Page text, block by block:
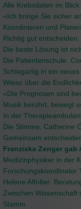
Alle Krebsdaten im
«Ich bringe Sie sicher
Koordinieren und
Richtig gut
Die beste Lösung ist
Die Patientenschule.
Schlagartig in ein
Wieso über die
«Die Prognosen sind
Musik berührt, bewegt
In der
Die Stimme. Catherine
Gemeinsam
Franziska Zenger
Medizinphysiker in der
Forschungskoordinator
Helene Affolter:
Zwischen Wissenschaft
Stamm